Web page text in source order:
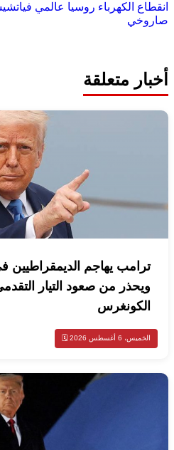
انقطاع الكهرباء روسيا عالمي
صاروخي
أخبار متعلقة
ترامب يهاجم
ويحذر من صعود التيار
الكونغرس
الخميس، 6 أغسطس 2026 🗓️